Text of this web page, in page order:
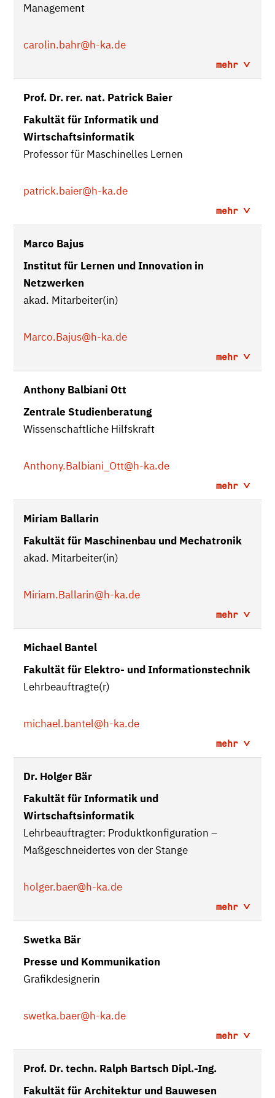
Management
carolin.bahr@h-ka.de
mehr
Prof. Dr. rer. nat. Patrick Baier
Fakultät für Informatik und
Wirtschaftsinformatik
Professor für Maschinelles Lernen
patrick.baier@h-ka.de
mehr
Marco Bajus
Institut für Lernen und Innovation in
Netzwerken
akad. Mitarbeiter(in)
Marco.Bajus@h-ka.de
mehr
Anthony Balbiani Ott
Zentrale Studienberatung
Wissenschaftliche Hilfskraft
Anthony.Balbiani_Ott@h-ka.de
mehr
Miriam Ballarin
Fakultät für Maschinenbau und Mechatronik
akad. Mitarbeiter(in)
Miriam.Ballarin@h-ka.de
mehr
Michael Bantel
Fakultät für Elektro- und Informationstechnik
Lehrbeauftragte(r)
michael.bantel@h-ka.de
mehr
Dr. Holger Bär
Fakultät für Informatik und
Wirtschaftsinformatik
Lehrbeauftragter: Produktkonfiguration –
Maßgeschneidertes von der Stange
holger.baer@h-ka.de
mehr
Swetka Bär
Presse und Kommunikation
Grafikdesignerin
swetka.baer@h-ka.de
mehr
Prof. Dr. techn. Ralph Bartsch Dipl.-Ing.
Fakultät für Architektur und Bauwesen